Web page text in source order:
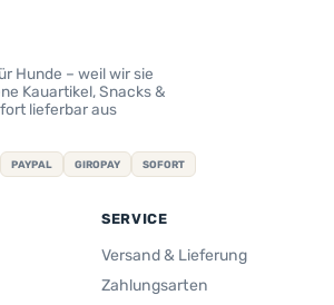
Hunde – weil wir sie
Kauartikel, Snacks &
lieferbar aus
PAYPAL GIROPAY SOFORT
SERVICE
Versand & Lieferung
Zahlungsarten